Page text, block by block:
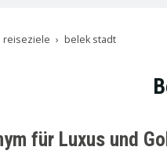
reiseziele belek stadt
für Luxus und